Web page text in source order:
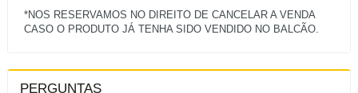
*NOS RESERVAMOS NO DIREITO DE CANCELAR A VENDA
PERGUNTAS